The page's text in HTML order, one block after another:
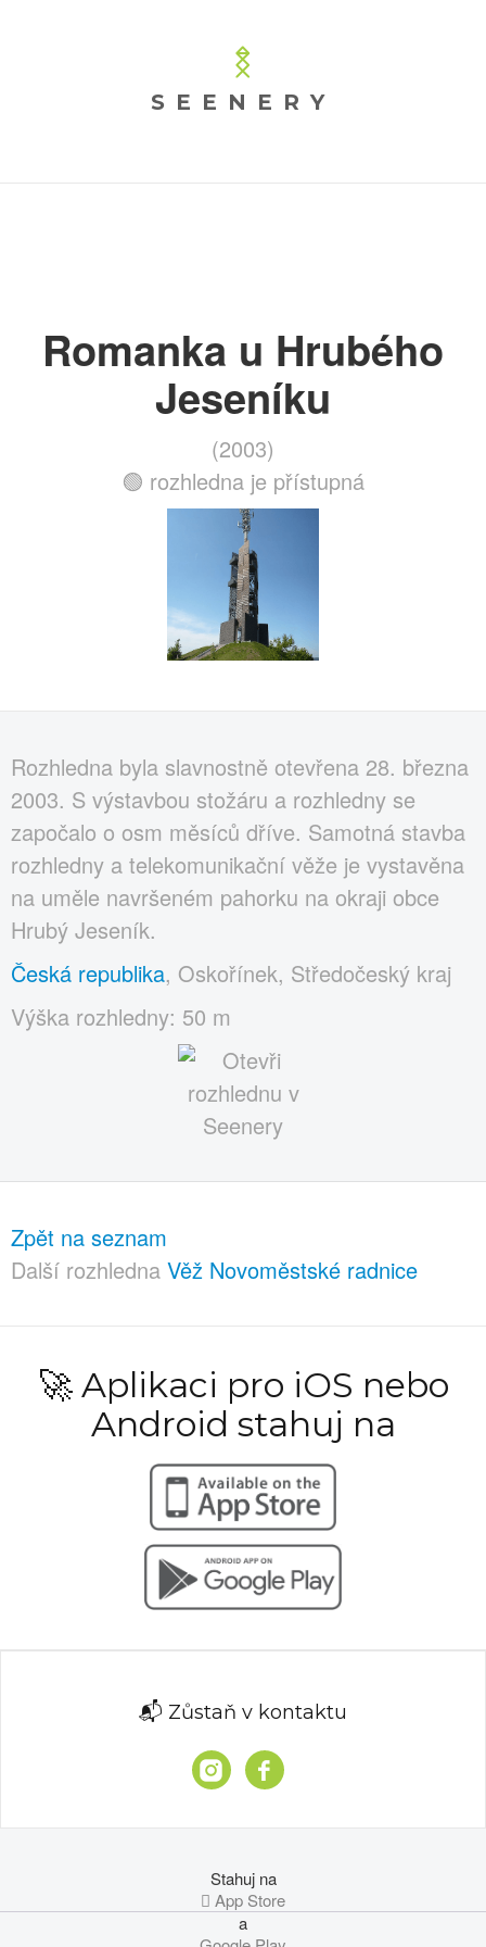
SEENERY
Romanka u Hrubého
Jeseníku
(2003)
🟢 rozhledna je přístupná
Rozhledna byla slavnostně otevřena 28. března
2003. S výstavbou stožáru a rozhledny se
započalo o osm měsíců dříve. Samotná stavba
rozhledny a telekomunikační věže je vystavěna
na uměle navršeném pahorku na okraji obce
Hrubý Jeseník.
Česká republika, Oskořínek, Středočeský kraj
Výška rozhledny: 50 m
Zpět na seznam
Další rozhledna Věž Novoměstské radnice
🚀 Aplikaci pro iOS nebo
Android stahuj na
📬 Zůstaň v kontaktu
Stahuj na
 App Store
a